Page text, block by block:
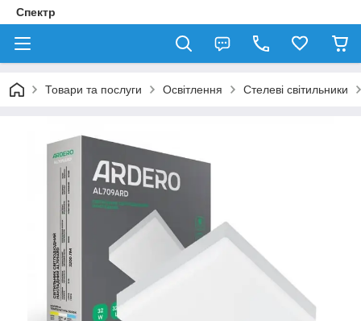
Спектр
Товари та послуги Освітлення Стелеві світильники